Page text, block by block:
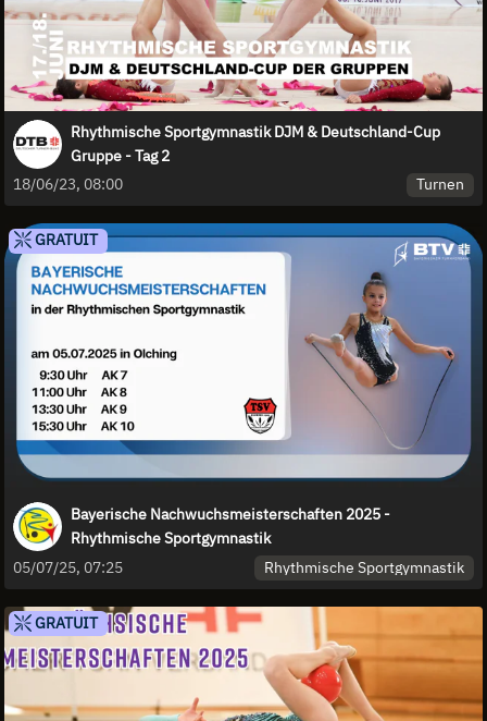
Rhythmische Sportgymnastik DJM & Deutschland-Cup
Gruppe - Tag 2
18/06/23, 08:00
Turnen
GRATUIT
Bayerische Nachwuchsmeisterschaften 2025 -
Rhythmische Sportgymnastik
05/07/25, 07:25
Rhythmische Sportgymnastik
GRATUIT